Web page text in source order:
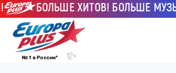
БОЛЬШЕ ХИТОВ! БОЛЬШЕ МУЗЫКИ!
№ 1 в России*